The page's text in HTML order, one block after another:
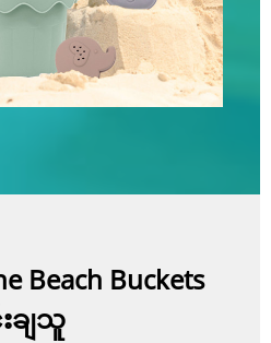
Beach Buckets
ချသူ